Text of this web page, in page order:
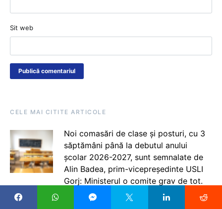
Sit web
CELE MAI CITITE ARTICOLE
Noi comasări de clase și posturi, cu 3
săptămâni până la debutul anului
școlar 2026-2027, sunt semnalate de
Alin Badea, prim-vicepreședinte USLI
Gorj: Ministerul o comite grav de tot.
Ne sună directorii disperați că oamenii
rămân fără posturi. Ce se întâmplă cu